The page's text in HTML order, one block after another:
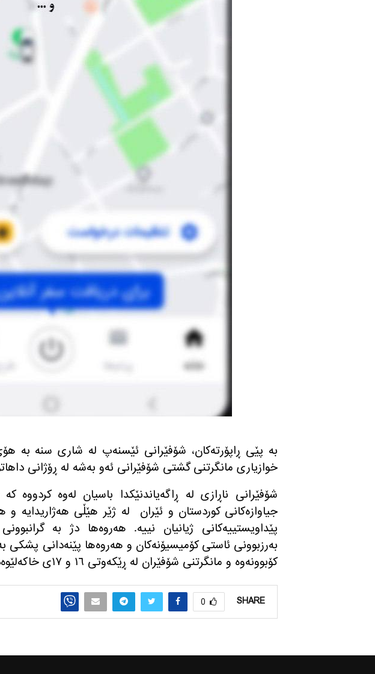
به‌ پێی ڕاپۆرته‌كان، شۆفێرانی ئێسنه‌پ له‌ شاری سنه‌ به‌
خوازیاری مانگرتنی گشتی شۆفێرانی ئه‌و به‌شه‌ له‌ ڕۆژانی
شۆفێرانی ناڕازی له‌ ڕاگه‌یاندنێکدا باسیان لەوە
جیاوازه‌كانی كوردستان و ئێران
له‌ ژێر هێڵی هه‌ژاریدایه‌ و
پێداویستییه‌كانی ژیانیان نییه‌. هه‌روه‌ها دژ به‌
به‌رزبوونی ئاستی كۆمیسیۆنه‌كان و هه‌روه‌ها پێنه‌دانی پشكی
كۆبوونه‌وه‌ و مانگرتنی شۆفێران له‌ ڕێكه‌وتی ١٦ و ١٧ی خاكه‌لێوه‌دا بوون.
SHARE
0